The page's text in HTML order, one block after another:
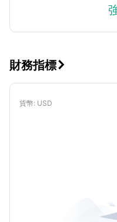
財務指標
貨幣: USD